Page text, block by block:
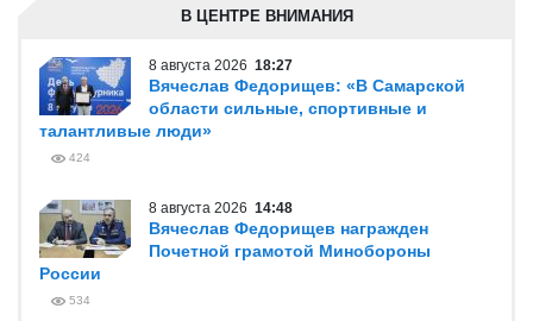
В ЦЕНТРЕ ВНИМАНИЯ
8 августа 2026 18:27
Вячеслав Федорищев: «В Самарской
области сильные, спортивные и
талантливые люди»
424
8 августа 2026 14:48
Вячеслав Федорищев награжден
Почетной грамотой Минобороны
России
534